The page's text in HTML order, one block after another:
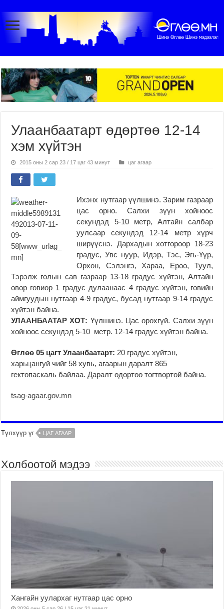
Улаанбаатарт өдөртөө 12-14
хэм хүйтэн
2015 оны 2 сар 23 / 17 цаг 43 минут цаг агаар
Ихэнх нутгаар үүлшинэ. Зарим газраар
цас орно. Салхи зүүн хойноос
секундэд 5-10 метр, Алтайн салбар
уулсаар секундэд 12-14 метр хүрч
ширүүснэ. Дархадын хотгороор 18-23
градус, Увс нуур, Идэр, Тэс, Эгь-Үүр,
Орхон, Сэлэнгэ, Хараа, Ерөө, Туул,
Тэрэлж голын сав газраар 13-18 градус хүйтэн, Алтайн
өвөр говиор 1 градус дулаанаас 4 градус хүйтэн, говийн
аймгуудын нутгаар 4-9 градус, бусад нутгаар 9-14 градус
хүйтэн байна.
УЛААНБААТАР ХОТ: Үүлшинэ. Цас орохгүй. Салхи зүүн
хойноос секундэд 5-10 метр. 12-14 градус хүйтэн байна.
Өглөө 05 цагт Улаанбаатарт: 20 градус хүйтэн,
харьцангуй чийг 58 хувь, агаарын даралт 865
гектопаскаль байлаа. Даралт өдөртөө тогтвортой байна.
tsag-agaar.gov.mn
Түлхүүр үг ЦАГ АГААР
Холбоотой мэдээ
Хангайн уулархаг нутгаар цас орно